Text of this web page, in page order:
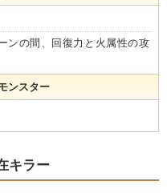
ンの間、回復力と火属性の攻
ンスター
キラー